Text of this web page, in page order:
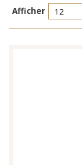
Réinitialiser les
TENTER
Afficher